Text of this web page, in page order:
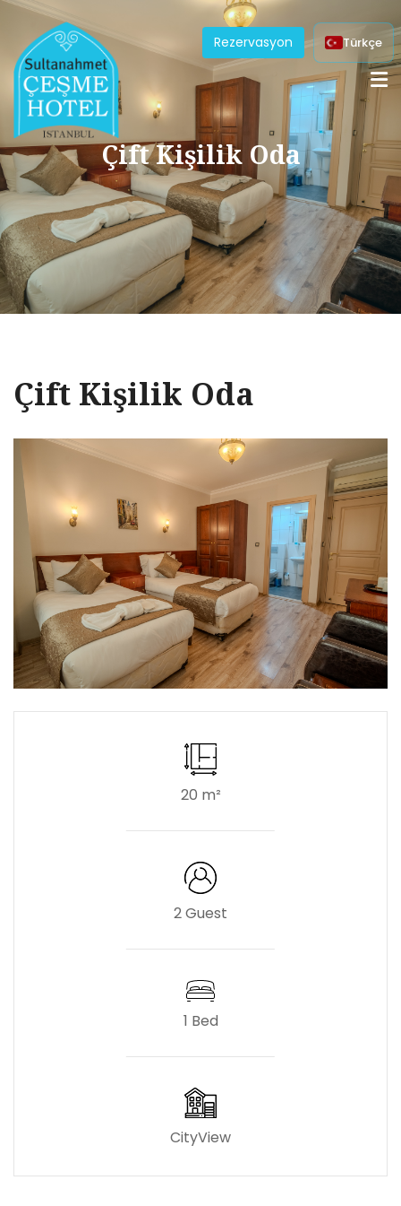
Rezervasyon Türkçe
Çift Kişilik Oda
Çift Kişilik Oda
20 m²
2 Guest
1 Bed
CityView